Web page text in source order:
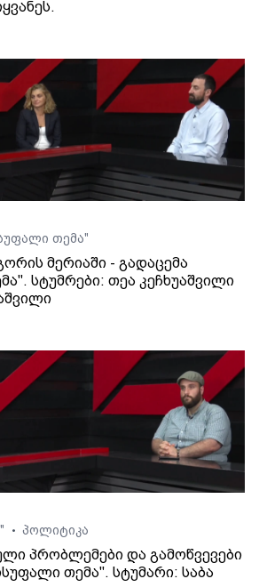
თემა"
მერიაში - გადაცემა
სტუმრები: თეა კეჩხუაშვილი
• პოლიტიკა
პრობლემები და გამოწვევები
თემა". სტუმარი: საბა